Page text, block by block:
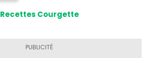
Recettes Courgette